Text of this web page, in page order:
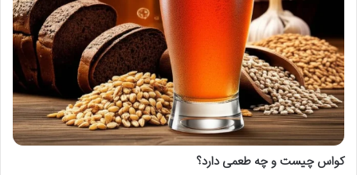
کواس چیست و چه طعمی دارد؟